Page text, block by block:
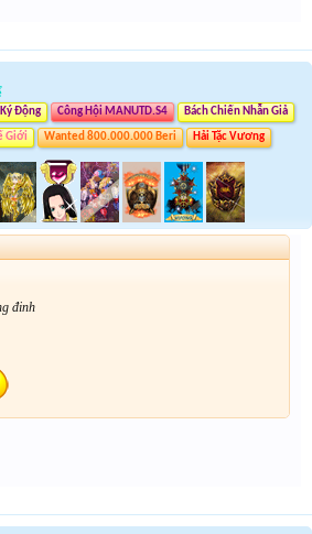
Động Công Hội MANUTD.S4 Bách Chiến Nhẫn Giả
Giới Wanted 800.000.000 Beri Hải Tặc Vương
đinh